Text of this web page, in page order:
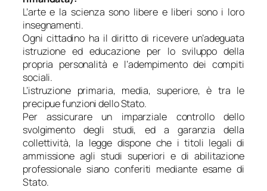
L’arte e la scienza sono libere e liberi sono i loro
insegnamenti.
Ogni cittadino ha il diritto di ricevere un’adeguata
istruzione ed educazione per lo sviluppo della
propria personalità e l’adempimento dei compiti
sociali.
L’istruzione primaria, media, superiore, è tra le
precipue funzioni dello Stato.
Per assicurare un imparziale controllo dello
svolgimento degli studi, ed a garanzia della
collettività, la legge dispone che i titoli legali di
ammissione agli studi superiori e di abilitazione
professionale siano conferiti mediante esame di
Stato.